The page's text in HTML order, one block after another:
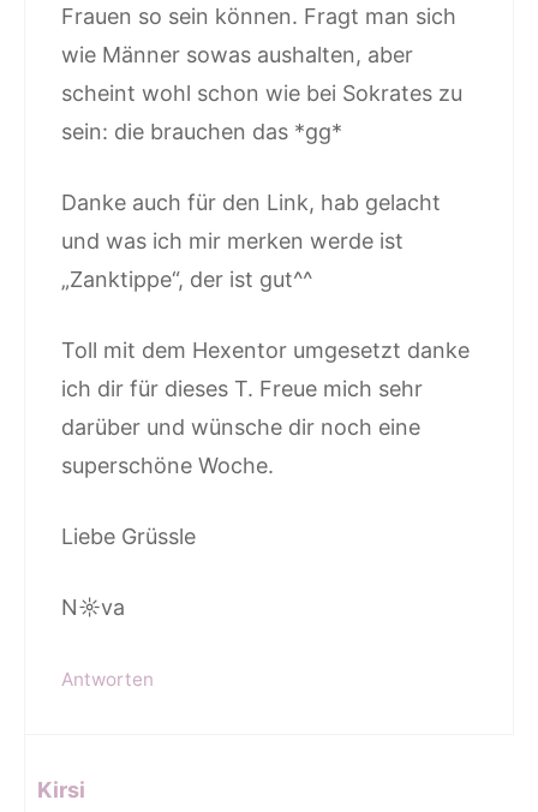
Frauen so sein können. Fragt man sich
wie Männer sowas aushalten, aber
scheint wohl schon wie bei Sokrates zu
sein: die brauchen das *gg*
Danke auch für den Link, hab gelacht
und was ich mir merken werde ist
„Zanktippe“, der ist gut^^
Toll mit dem Hexentor umgesetzt danke
ich dir für dieses T. Freue mich sehr
darüber und wünsche dir noch eine
superschöne Woche.
Liebe Grüssle
N☼va
Antworten
Kirsi